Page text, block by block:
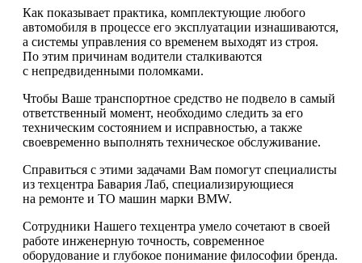
Как показывает практика, комплектующие любого
автомобиля в процессе его эксплуатации изнашиваются,
а системы управления со временем выходят из строя.
По этим причинам водители сталкиваются
с непредвиденными поломками.
Чтобы Ваше транспортное средство не подвело в самый
ответственный момент, необходимо следить за его
техническим состоянием и исправностью, а также
своевременно выполнять техническое обслуживание.
Справиться с этими задачами Вам помогут специалисты
из техцентра Бавария Лаб, специализирующиеся
на ремонте и ТО машин марки BMW.
Сотрудники Нашего техцентра умело сочетают в своей
работе инженерную точность, современное
оборудование и глубокое понимание философии бренда.